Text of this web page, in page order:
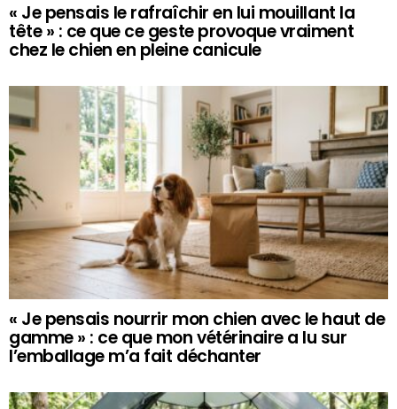
« Je pensais le rafraîchir en lui mouillant la
tête » : ce que ce geste provoque vraiment
chez le chien en pleine canicule
« Je pensais nourrir mon chien avec le haut de
gamme » : ce que mon vétérinaire a lu sur
l’emballage m’a fait déchanter